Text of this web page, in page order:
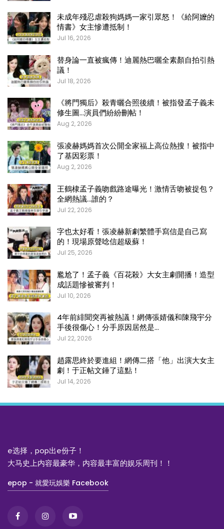
未成年殘忍虐殺狗媽媽一家引眾怒！《給阿嬤的
情書》女主慘遭抵制！
Jul 16, 2026
替身論一直被瘋傳！迪麗熱巴曬全素顏自拍引熱
議！
Jul 18, 2026
《將門獨后》殺青曬合照後續！被指發孟子義未
修生圖…演員們紛紛刪帖！
Aug 2, 2026
張凌赫媽媽首次公開全家福上高位熱搜！被指中
了基因彩票！
Aug 2, 2026
王鶴棣孟子義吻戲路途曝光！激情舌吻被捉包？
全網熱議…誰的？
Jul 22, 2026
字也太好看！張凌赫新劇繁體手寫信是自己寫
的！現場原聲唸信超級蘇！
Jul 25, 2026
尷尬了！孟子義《百花殺》大女主劇開播！造型
成話題慘被審判！
Jul 10, 2026
4年前緋聞突再被熱議！網傳張婧儀和陳飛宇分
手後很傷心！分手原因居然是…
Jul 22, 2026
趙露思終於要進組！網傳二搭「他」出演大女主
劇！于正帖文錘了這點！
Jul 14, 2026
e选择，pop出e份子！
大马史上内容最豪华，内容最丰富的娱乐周刊！！
epop - 就愛玩娛樂 Facebook